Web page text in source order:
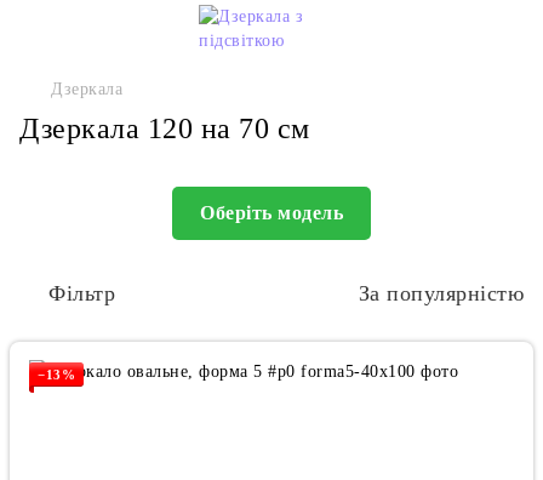
Дзеркала
Дзеркала 120 на 70 см
Оберіть модель
Фільтр За популярністю
−13%